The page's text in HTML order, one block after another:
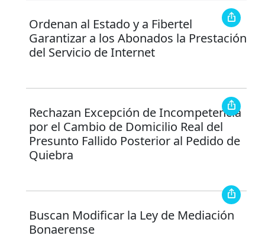
Ordenan al Estado y a Fibertel
Garantizar a los Abonados la Prestación
del Servicio de Internet
Rechazan Excepción de Incompetencia
por el Cambio de Domicilio Real del
Presunto Fallido Posterior al Pedido de
Quiebra
Buscan Modificar la Ley de Mediación
Bonaerense